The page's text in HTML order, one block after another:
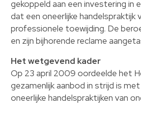
gekoppeld aan een investering in
dat een oneerlijke
professionele toewijding. De
en zijn bijhorende reclame
Het wetgevend kader
Op 23 april 2009 oordeelde het
gezamenlijk aanbod in strijd is
oneerlijke handelspraktijken van